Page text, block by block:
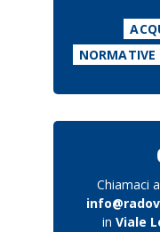
Chiamaci
in Viale